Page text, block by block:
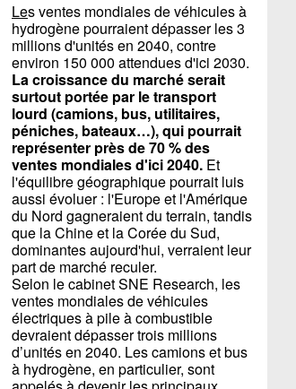
Les ventes mondiales de véhicules à
hydrogène pourraient dépasser les 3
millions d'unités en 2040, contre
environ 150 000 attendues d'ici 2030.
La croissance du marché serait
surtout portée par le transport
lourd (camions, bus, utilitaires,
péniches, bateaux…), qui pourrait
représenter près de 70 % des
ventes mondiales d'ici 2040. Et
l'équilibre géographique pourrait luis
aussi évoluer : l'Europe et l'Amérique
du Nord gagneraient du terrain, tandis
que la Chine et la Corée du Sud,
dominantes aujourd'hui, verraient leur
part de marché reculer.
Selon le cabinet SNE Research, les
ventes mondiales de véhicules
électriques à pile à combustible
devraient dépasser trois millions
d’unités en 2040. Les camions et bus
à hydrogène, en particulier, sont